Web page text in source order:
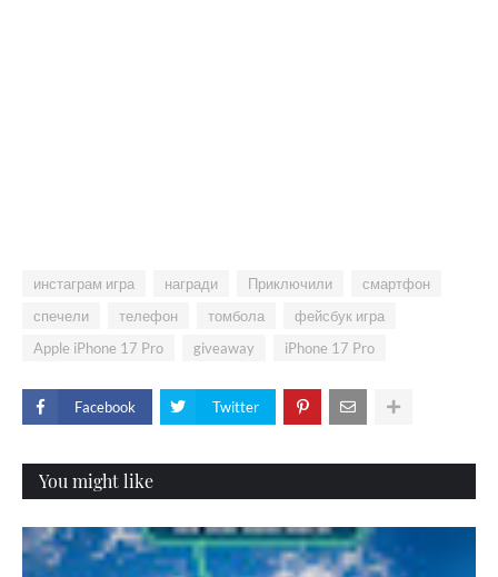
инстаграм игра награди Приключили
смартфон
спечели
телефон томбола
фейсбук игра
Apple iPhone 17 Pro
giveaway iPhone 17 Pro
Facebook Twitter
You might like